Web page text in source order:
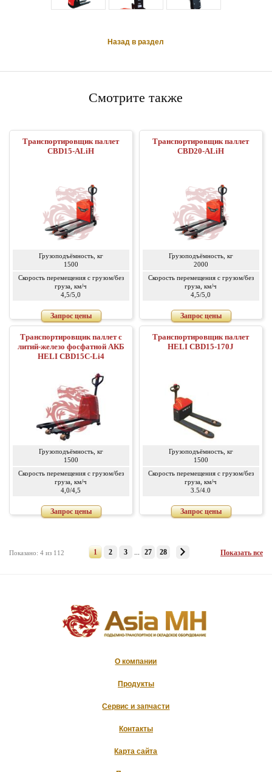
Назад в раздел
Смотрите также
Транспортировщик паллет
CBD15-ALiH
Грузоподъёмность, кг
1500
Скорость перемещения с грузом/без
груза, км/ч
4,5/5,0
Запрос цены
Транспортировщик паллет
CBD20-ALiH
Грузоподъёмность, кг
2000
Скорость перемещения с грузом/без
груза, км/ч
4,5/5,0
Запрос цены
Транспортировщик паллет с
литий-железо фосфатной АКБ
HELI CBD15C-Li4
Грузоподъёмность, кг
1500
Скорость перемещения с грузом/без
груза, км/ч
4,0/4,5
Запрос цены
Транспортировщик паллет
HELI CBD15-170J
Грузоподъёмность, кг
1500
Скорость перемещения с грузом/без
груза, км/ч
3.5/4.0
Запрос цены
Показано: 4 из 112 Показать все
1 2 3 ... 27 28
О компании
Продукты
Сервис и запчасти
Контакты
Карта сайта